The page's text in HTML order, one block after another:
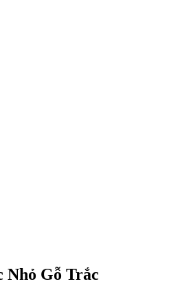
Nhỏ Gỗ Trắc